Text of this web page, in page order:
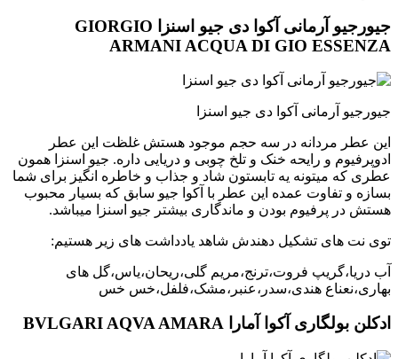
جیورجیو آرمانی آکوا دی جیو اسنزا GIORGIO
ARMANI ACQUA DI GIO ESSENZA
جیورجیو آرمانی آکوا دی جیو اسنزا
این عطر مردانه در سه حجم موجود هستش غلظت این عطر
ادوپرفیوم و رایحه خنک و تلخ چوبی و دریایی داره. جیو اسنزا همون
عطری که میتونه یه تابستون شاد و جذاب و خاطره انگیز برای شما
بسازه و تفاوت عمده این عطر با آکوا جیو سابق که بسیار محبوب
هستش در پرفیوم بودن و ماندگاری بیشتر جیو اسنزا میباشد.
توی نت های تشکیل دهندش شاهد یادداشت های زیر هستیم:
آب دریا،گریپ فروت،ترنج،مریم گلی،ریحان،یاس،گل های
بهاری،نعناع هندی،سدر،عنبر،مشک،فلفل،خس خس
ادکلن بولگاری آکوا آمارا BVLGARI AQVA AMARA